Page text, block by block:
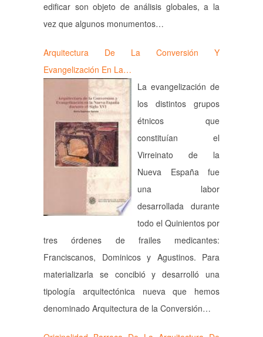
edificar son objeto de análisis globales, a la
vez que algunos monumentos…
Arquitectura De La Conversión Y
Evangelización En La…
La evangelización de
los distintos grupos
étnicos que
constituían el
Virreinato de la
Nueva España fue
una labor
desarrollada durante
todo el Quinientos por
tres órdenes de frailes medicantes:
Franciscanos, Dominicos y Agustinos. Para
materializarla se concibió y desarrolló una
tipología arquitectónica nueva que hemos
denominado Arquitectura de la Conversión…